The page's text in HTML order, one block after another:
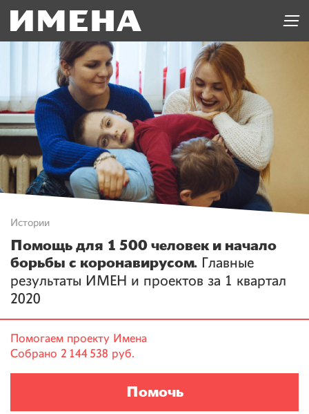
Истории
Помощь для 1 500 человек и начало
борьбы с коронавирусом. Главные
результаты ИМЕН и проектов за 1 квартал
2020
Помогаем проекту Имена
Собрано 2 144 538 руб.
Помочь